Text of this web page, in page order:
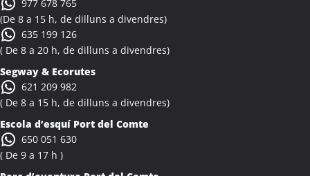
Activitats Família Amics Albinyana
Colònies Escolars Albinyana
Activitats Teambuilding Empreses Albiol
Activitats Família Amics Albiol
Colònies Escolars Albiol
Activitats Teambuilding Empreses Albocàsser
Colònies Escolars Albocàsser
Activitats Teambuilding Empreses Albons
977 678 765
(De 8 a 15 h, de dilluns a divendres)
635 199 126
( De 8 a 20 h, de dilluns a divendres)
Segway & Ecorutes
621 209 982
( De 8 a 15 h, de dilluns a divendres)
Escola d’esquí Port del Comte
650 051 630
( De 9 a 17 h )